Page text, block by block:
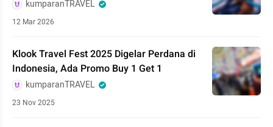
kumparanTRAVEL
12 Mar 2026
Klook Travel Fest 2025 Digelar Perdana di
Indonesia, Ada Promo Buy 1 Get 1
kumparanTRAVEL
23 Nov 2025